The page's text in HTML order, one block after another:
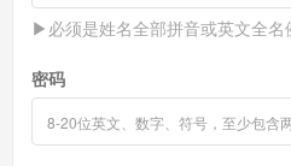
▶必须是姓名全部拼音或英文全名
密码